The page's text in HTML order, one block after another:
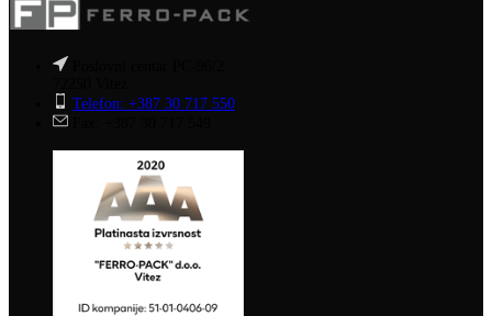
Telefon: +387 30 717 550